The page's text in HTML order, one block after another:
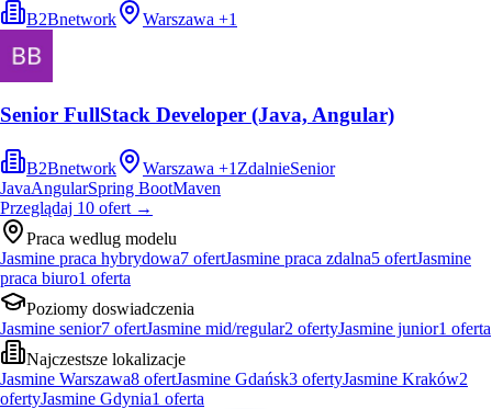
B2Bnetwork Warszawa +1
Senior FullStack Developer (Java, Angular)
B2Bnetwork Warszawa +1 ZdalnieSenior
JavaAngularSpring BootMaven
Przeglądaj 10 ofert →
Praca wedlug modelu
Jasmine praca hybrydowa7 ofertJasmine praca zdalna5 ofertJasmine
praca biuro1 oferta
Poziomy doswiadczenia
Jasmine senior7 ofertJasmine mid/regular2 ofertyJasmine junior1 oferta
Najczestsze lokalizacje
Jasmine Warszawa8 ofertJasmine Gdańsk3 ofertyJasmine Kraków2
ofertyJasmine Gdynia1 oferta